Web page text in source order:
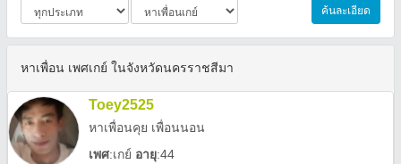
ค้นละเอียด
หาเพื่อน เพศเกย์ ในจังหวัดนครราชสีมา
Toey2525
หาเพื่อนคุย เพื่อนนอน
เพศ:เกย์ อายุ:44